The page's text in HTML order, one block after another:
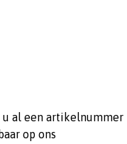
u al een artikelnummer
op ons